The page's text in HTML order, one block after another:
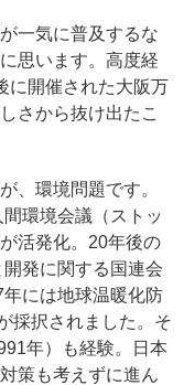
一気に普及するな
思います。高度経
に開催された大阪万
さから抜け出たこ
、環境問題です。
環境会議（ストッ
活発化。20年後の
発に関する国連会
には地球温暖化防
採択されました。そ
年）も経験。日本
策も考えずに進ん